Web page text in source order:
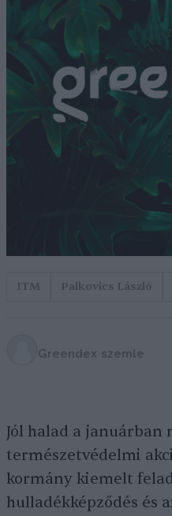
ITM Palkovics László
Greendex szemle
Jól halad a
természetvédelmi
kormány kiemelt
hulladékképződés és